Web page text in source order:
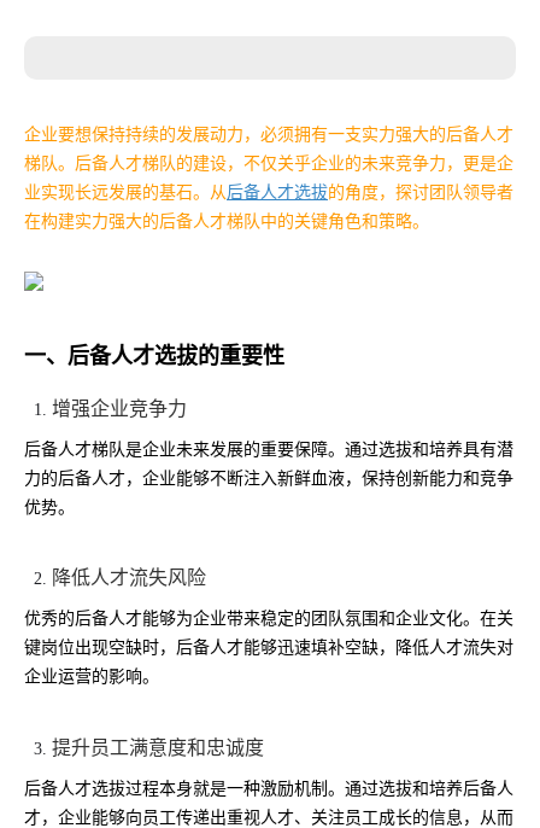
企业要想保持持续的发展动力，必须拥有一支实力强大的后备人才
梯队。后备人才梯队的建设，不仅关乎企业的未来竞争力，更是企
业实现长远发展的基石。从后备人才选拔的角度，探讨团队领导者
在构建实力强大的后备人才梯队中的关键角色和策略。
一、后备人才选拔的重要性
增强企业竞争力
后备人才梯队是企业未来发展的重要保障。通过选拔和培养具有潜
力的后备人才，企业能够不断注入新鲜血液，保持创新能力和竞争
优势。
降低人才流失风险
优秀的后备人才能够为企业带来稳定的团队氛围和企业文化。在关
键岗位出现空缺时，后备人才能够迅速填补空缺，降低人才流失对
企业运营的影响。
提升员工满意度和忠诚度
后备人才选拔过程本身就是一种激励机制。通过选拔和培养后备人
才，企业能够向员工传递出重视人才、关注员工成长的信息，从而